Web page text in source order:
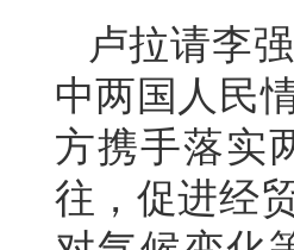
卢拉请李
中两国人民
方携手落实
往，促进经